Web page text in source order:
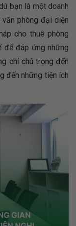
bạn là một doanh
phòng đại diện
cho thuê phòng
để đáp ứng những
chỉ chú trọng đến
đến những tiện ích